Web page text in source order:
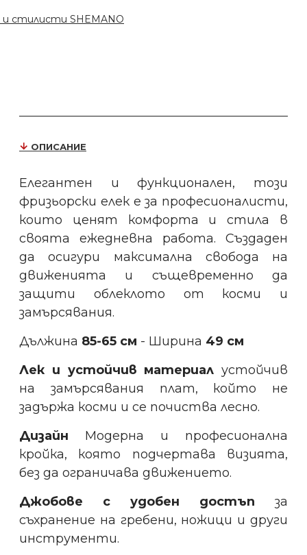
и стилисти SHEMANO
ОПИСАНИЕ
Елегантен и функционален, този
фризьорски елек е за професионалисти,
които ценят комфорта и стила в
своята ежедневна работа. Създаден
да осигури максимална свобода на
движенията и същевременно да
защити облеклото от косми и
замърсявания.
Дължина 85-65 см - Ширина 49 см
Лек и устойчив материал устойчив
на замърсявания плат, който не
задържа косми и се почиства лесно.
Дизайн Модерна и професионална
кройка, която подчертава визията,
без да ограничава движението.
Джобове с удобен достъп за
съхранение на гребени, ножици и други
инструменти.